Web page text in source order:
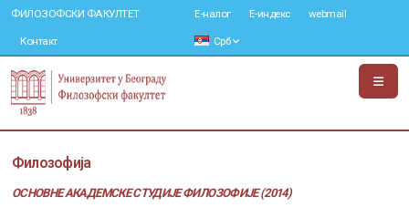
ФИЛОЗОФСКИ ФАКУЛТЕТ
Контакт
Е-налог Е-индекс webmail
Срб
Филозофија
ОСНОВНЕ АКАДЕМСКЕ СТУДИЈЕ ФИЛОЗОФИЈЕ (2014)